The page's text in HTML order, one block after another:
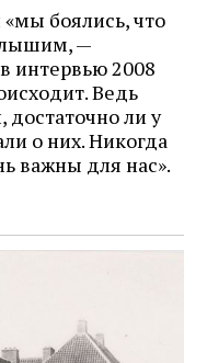
боялись, что
—
интервью 2008
Ведь
ли у
о них. Никогда
важны для нас».